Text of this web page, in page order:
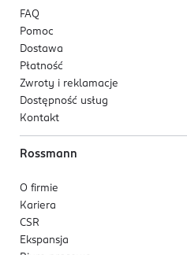
FAQ
Pomoc
Dostawa
Płatność
Zwroty i reklamacje
Dostępność usług
Kontakt
Rossmann
O firmie
Kariera
CSR
Ekspansja